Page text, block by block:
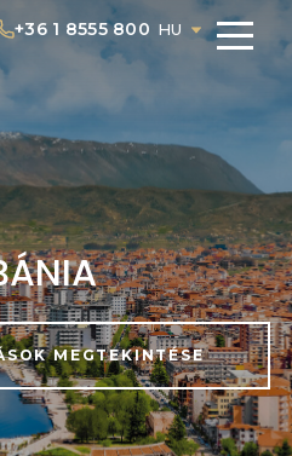
+36 1 8555 800 HU
MEGTEKINTÉSE